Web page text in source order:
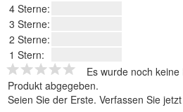
4 Sterne:
3 Sterne:
2 Sterne:
1 Stern:
Es wurde noch
Produkt abgegeben.
Seien Sie der Erste. Verfassen Sie